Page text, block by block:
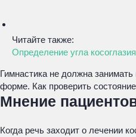
Читайте также:
Определение угла
Гимнастика не должна
форме. Как проверить
Мнение
Когда речь заходит о лечении